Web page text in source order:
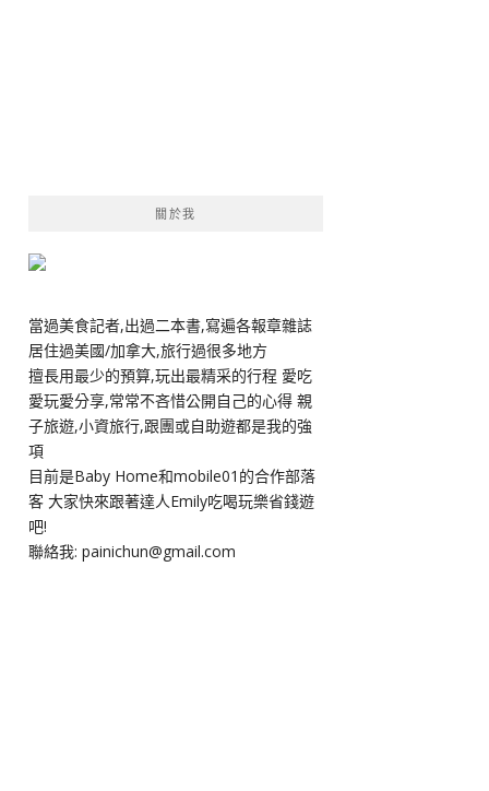
關於我
當過美食記者,出過二本書,寫遍各報章雜誌
居住過美國/加拿大,旅行過很多地方
擅長用最少的預算,玩出最精采的行程 愛吃
愛玩愛分享,常常不吝惜公開自己的心得 親
子旅遊,小資旅行,跟團或自助遊都是我的強
項
目前是Baby Home和mobile01的合作部落
客 大家快來跟著達人Emily吃喝玩樂省錢遊
吧!
聯絡我: painichun@gmail.com